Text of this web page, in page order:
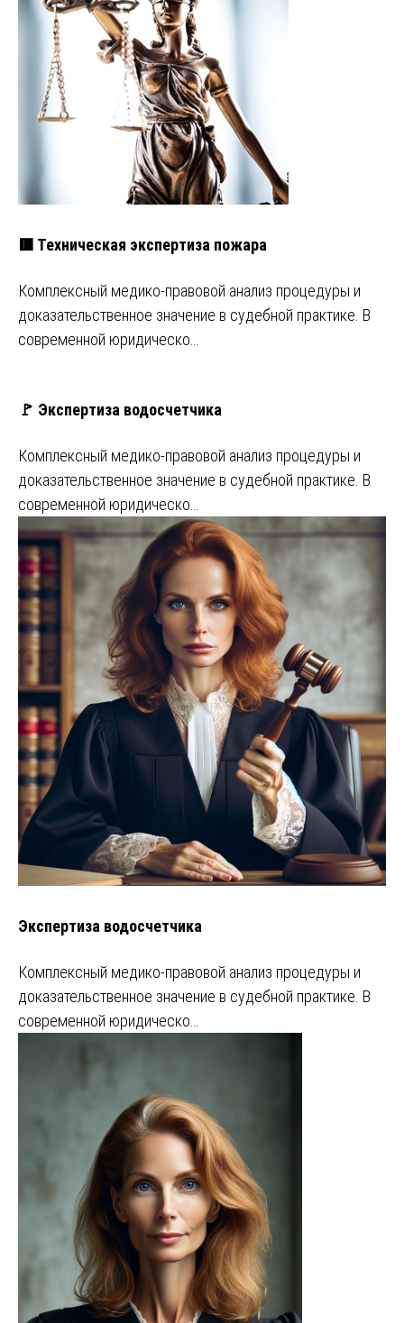
🟥 Техническая экспертиза пожара
Комплексный медико-правовой анализ процедуры и
доказательственное значение в судебной практике. В
современной юридическо…
🚩 Экспертиза водосчетчика
Комплексный медико-правовой анализ процедуры и
доказательственное значение в судебной практике. В
современной юридическо…
Экспертиза водосчетчика
Комплексный медико-правовой анализ процедуры и
доказательственное значение в судебной практике. В
современной юридическо…